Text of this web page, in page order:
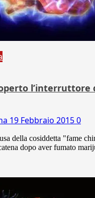
l’interruttore
19 Febbraio 20150
della cosiddetta "fame
dopo aver fumato